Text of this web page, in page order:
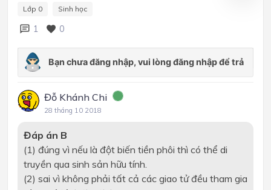
Lớp 0 Sinh học
1 0
Đỗ Khánh Chi
28 tháng 10 2018
Đáp án B
(1) đúng vì nếu là đột biến tiền phôi thì có thể di
truyền qua sinh sản hữu tính.
(2) sai vì không phải tất cả các giao tử đều tham gia